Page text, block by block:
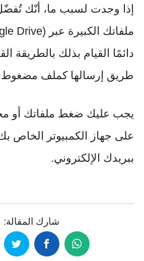
إذا وجدت لسبب ما، أنّك
دائمًا القيام بذلك بالطريقة
طريق إرسالها كملف
يجب عليك ضغط ملفاتك أو
على جهاز الكمبيوتر الخاص
ببريدك الإلكتروني.
شارك المقالة: